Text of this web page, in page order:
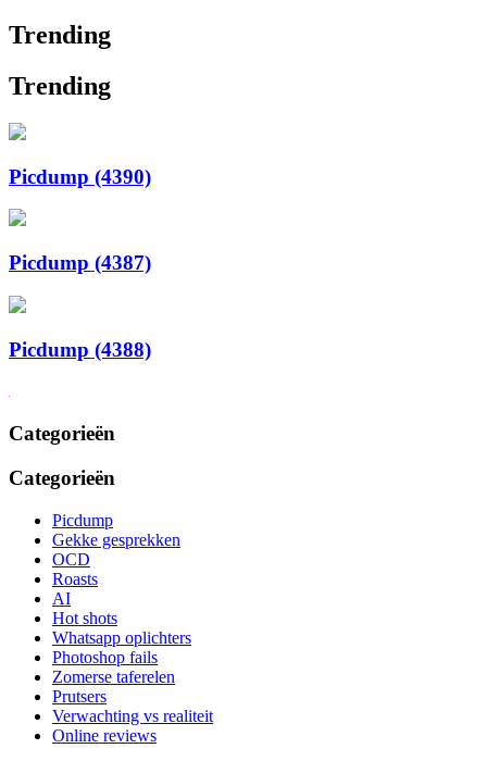
Trending
Trending
Picdump (4390)
Picdump (4387)
Picdump (4388)
Categorieën
Categorieën
Picdump
Gekke gesprekken
OCD
Roasts
AI
Hot shots
Whatsapp oplichters
Photoshop fails
Zomerse taferelen
Prutsers
Verwachting vs realiteit
Online reviews